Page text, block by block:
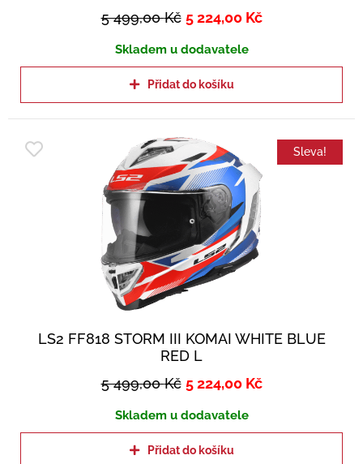
5 499,00Kč 5 224,00 Kč
Skladem u dodavatele
Přidat do košíku
Sleva!
LS2 FF818 STORM III KOMAI WHITE BLUE
RED L
5 499,00Kč 5 224,00 Kč
Skladem u dodavatele
Přidat do košíku